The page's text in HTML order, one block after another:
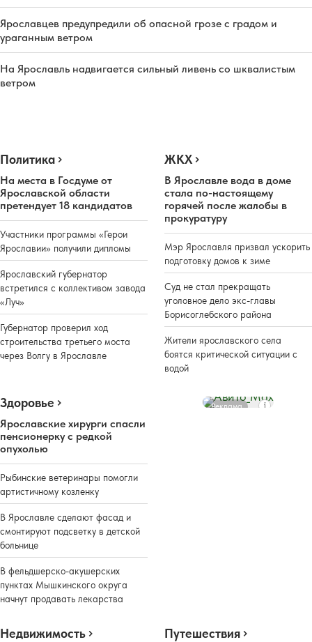
Ярославцев предупредили об опасной грозе с градом и
ураганным ветром
На Ярославль надвигается сильный ливень со шквалистым
ветром
Политика
На места в Госдуме от
Ярославской области
претендует 18 кандидатов
Участники программы «Герои
Ярославии» получили дипломы
Ярославский губернатор
встретился с коллективом завода
«Луч»
Губернатор проверил ход
строительства третьего моста
через Волгу в Ярославле
ЖКХ
В Ярославле вода в доме
стала по-настоящему
горячей после жалобы в
прокуратуру
Мэр Ярославля призвал ускорить
подготовку домов к зиме
Суд не стал прекращать
уголовное дело экс-главы
Борисоглебского района
Жители ярославского села
боятся критической ситуации с
водой
Здоровье
Ярославские хирурги спасли
пенсионерку с редкой
опухолью
Рыбинские ветеринары помогли
артистичному козленку
В Ярославле сделают фасад и
смонтируют подсветку в детской
больнице
В фельдшерско-акушерских
пунктах Мышкинского округа
начнут продавать лекарства
Реклама
Недвижимость Путешествия